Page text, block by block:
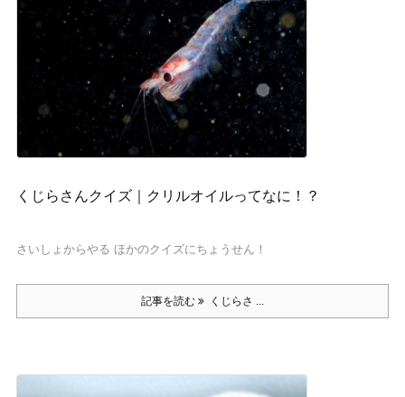
くじらさんクイズ｜クリルオイルってなに！？
さいしょからやる ほかのクイズにちょうせん！
記事を読む くじらさ ...